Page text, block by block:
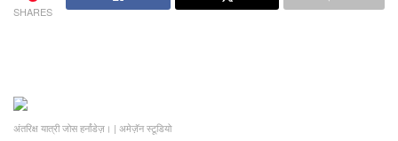
SHARES
अंतरिक्ष यात्री जोस हर्नांडेज़। | अमेज़ॅन स्टूडियो